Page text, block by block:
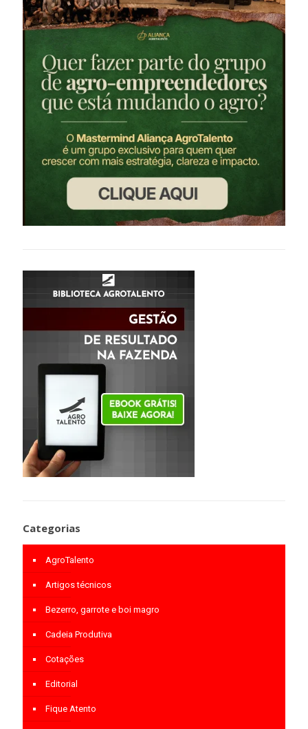
Categorias
AgroTalento
Artigos técnicos
Bezerro, garrote e boi magro
Cadeia Produtiva
Cotações
Editorial
Fique Atento